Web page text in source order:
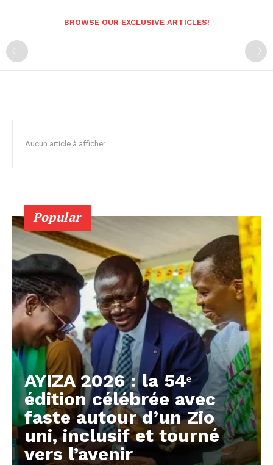
BROWSE OUR EXCLUSIVE ARTICLES!
Aucun article à afficher
Popular
AYIZA 2026 : la 54ᵉ
édition célébrée avec
faste autour d’un Zio
uni, inclusif et tourné
vers l’avenir